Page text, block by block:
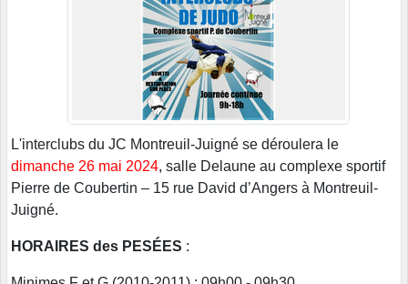
L'interclubs du JC Montreuil-Juigné se déroulera le
dimanche 26 mai 2024, salle Delaune au complexe sportif
Pierre de Coubertin – 15 rue David d’Angers à Montreuil-
Juigné.
HORAIRES des PESÉES :